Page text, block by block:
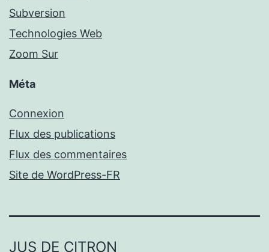
Subversion
Technologies Web
Zoom Sur
Méta
Connexion
Flux des publications
Flux des commentaires
Site de WordPress-FR
JUS DE CITRON